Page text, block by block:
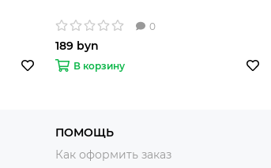
0
189 byn
В корзину
ПОМОЩЬ
Как оформить заказ